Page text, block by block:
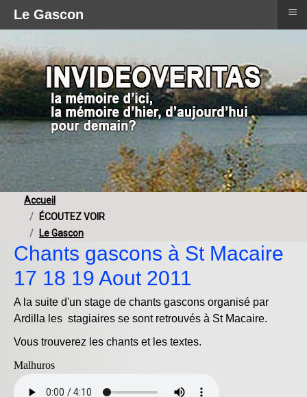
Accueil
ÉCOUTEZ VOIR
Le Gascon
Chants gascons à St Macaire
17 18 19 Aout 2011
A la suite d'un stage de chants gascons organisé par
Ardilla les stagiaires se sont retrouvés à St Macaire.
Vous trouverez les chants et les textes.
Malhuros
Le Gascon ≡